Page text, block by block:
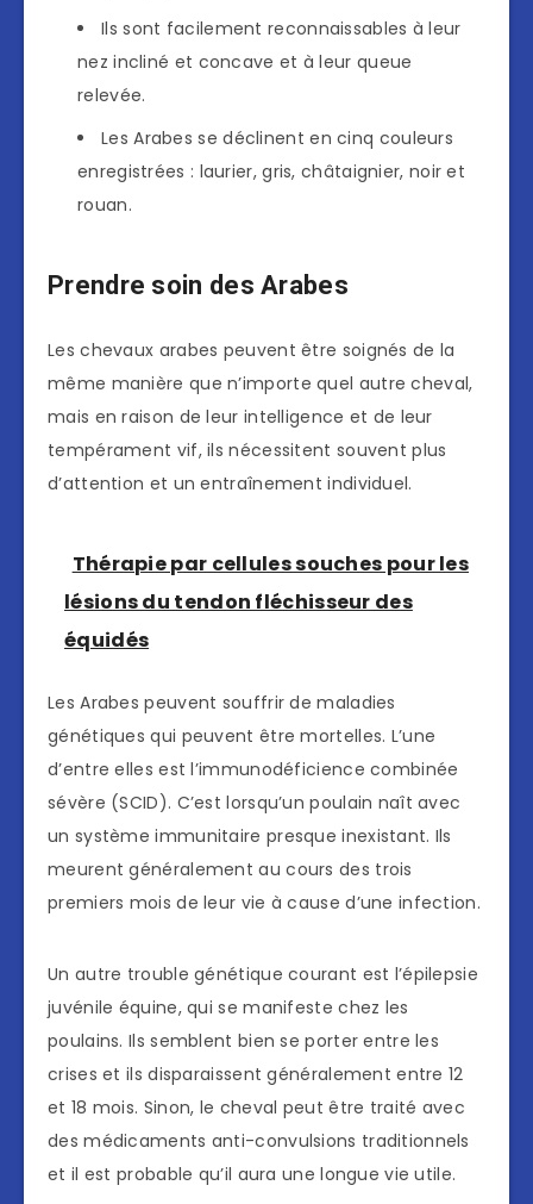
Ils sont facilement reconnaissables à leur
nez incliné et concave et à leur queue
relevée.
Les Arabes se déclinent en cinq couleurs
enregistrées : laurier, gris, châtaignier, noir et
rouan.
Prendre soin des Arabes
Les chevaux arabes peuvent être soignés de la
même manière que n’importe quel autre cheval,
mais en raison de leur intelligence et de leur
tempérament vif, ils nécessitent souvent plus
d’attention et un entraînement individuel.
Thérapie par cellules souches pour les
lésions du tendon fléchisseur des
équidés
Les Arabes peuvent souffrir de maladies
génétiques qui peuvent être mortelles. L’une
d’entre elles est l’immunodéficience combinée
sévère (SCID). C’est lorsqu’un poulain naît avec
un système immunitaire presque inexistant. Ils
meurent généralement au cours des trois
premiers mois de leur vie à cause d’une infection.
Un autre trouble génétique courant est l’épilepsie
juvénile équine, qui se manifeste chez les
poulains. Ils semblent bien se porter entre les
crises et ils disparaissent généralement entre 12
et 18 mois. Sinon, le cheval peut être traité avec
des médicaments anti-convulsions traditionnels
et il est probable qu’il aura une longue vie utile.